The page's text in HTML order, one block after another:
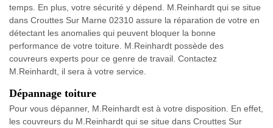
temps. En plus, votre sécurité y dépend. M.Reinhardt qui se situe
dans Crouttes Sur Marne 02310 assure la réparation de votre en
détectant les anomalies qui peuvent bloquer la bonne
performance de votre toiture. M.Reinhardt possède des
couvreurs experts pour ce genre de travail. Contactez
M.Reinhardt, il sera à votre service.
Dépannage toiture
Pour vous dépanner, M.Reinhardt est à votre disposition. En effet,
les couvreurs du M.Reinhardt qui se situe dans Crouttes Sur